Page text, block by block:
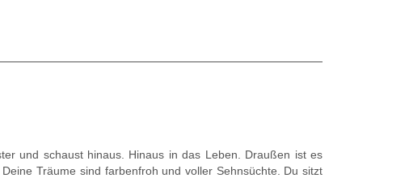
und schaust hinaus. Hinaus in das Leben. Draußen ist es
Träume sind farbenfroh und voller Sehnsüchte. Du sitzt